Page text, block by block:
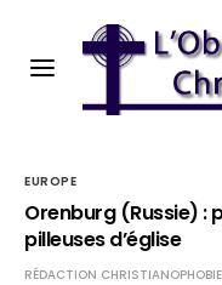
EUROPE
Orenburg (Russie) :
pilleuses d’église
RÉDACTION CHRISTIANOPHOBIE